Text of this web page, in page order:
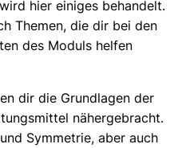
hier einiges behandelt.
Themen, die dir bei den
des Moduls helfen
dir die Grundlagen der
nähergebracht.
Symmetrie, aber auch